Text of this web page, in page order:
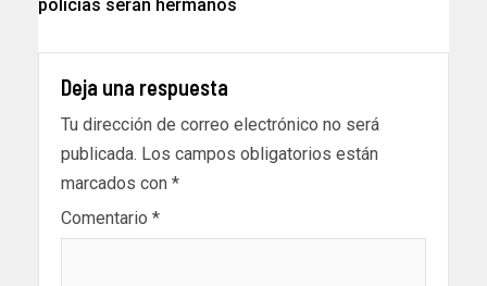
policías serán hermanos
Deja una respuesta
Tu dirección de correo electrónico no será
publicada. Los campos obligatorios están
marcados con *
Comentario *